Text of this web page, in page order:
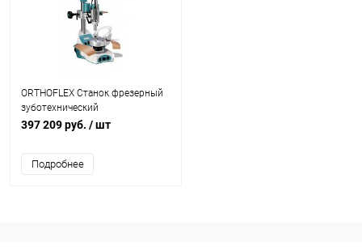
ORTHOFLEX Станок фрезерный
зуботехнический
397 209 руб. / шт
Подробнее